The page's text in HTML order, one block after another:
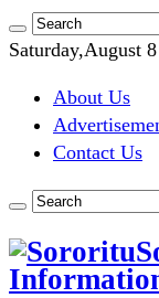
Saturday,August
About Us
Contact Us